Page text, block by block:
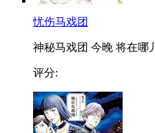
忧伤马戏团
神秘马戏团 今晚 将在哪
评分: